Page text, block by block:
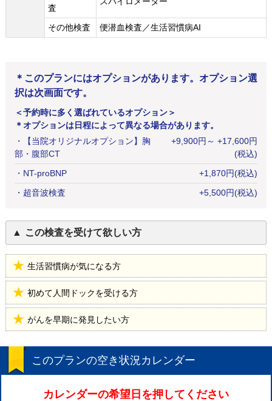
査
その他検査 便潜血検査／生活習慣病AI
＊このプランにはオプションがあります。オプション選
択は次画面です。
＜予約時に多く選ばれているオプション＞
＊オプションは日程によって異なる場合があります。
・
【当院オリジナルオプション】胸
部・腹部CT
+9,900円 ～ +17,600円
(税込)
・ NT-proBNP +1,870円(税込)
・ 超音波検査 +5,500円(税込)
この検査を受けて欲しい方
生活習慣病が気になる方
初めて人間ドックを受ける方
がんを早期に発見したい方
このプランの空き状況カレンダー
カレンダーの希望日を押してください